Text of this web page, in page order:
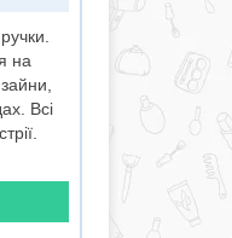
на
Всі